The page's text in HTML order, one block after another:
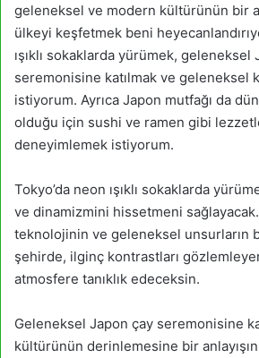
geleneksel ve modern kültürünün bir
ülkeyi keşfetmek beni
ışıklı sokaklarda yürümek, geleneksel
seremonisine katılmak ve geleneksel
istiyorum. Ayrıca Japon mutfağı da
olduğu için sushi ve ramen gibi
deneyimlemek istiyorum.
Tokyo’da neon ışıklı sokaklarda
ve dinamizmini hissetmeni
teknolojinin ve geleneksel unsurların
şehirde, ilginç kontrastları
atmosfere tanıklık edeceksin.
Geleneksel Japon çay seremonisine
kültürünün derinlemesine bir